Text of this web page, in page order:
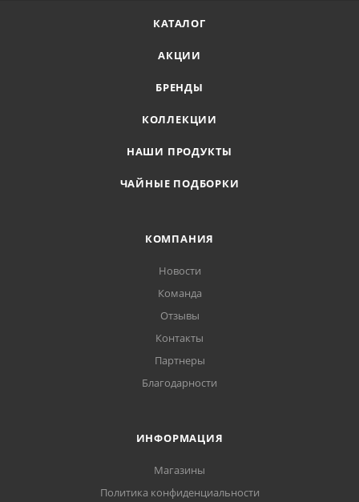
КАТАЛОГ
АКЦИИ
БРЕНДЫ
КОЛЛЕКЦИИ
НАШИ ПРОДУКТЫ
ЧАЙНЫЕ ПОДБОРКИ
КОМПАНИЯ
Новости
Команда
Отзывы
Контакты
Партнеры
Благодарности
ИНФОРМАЦИЯ
Магазины
Политика конфиденциальности